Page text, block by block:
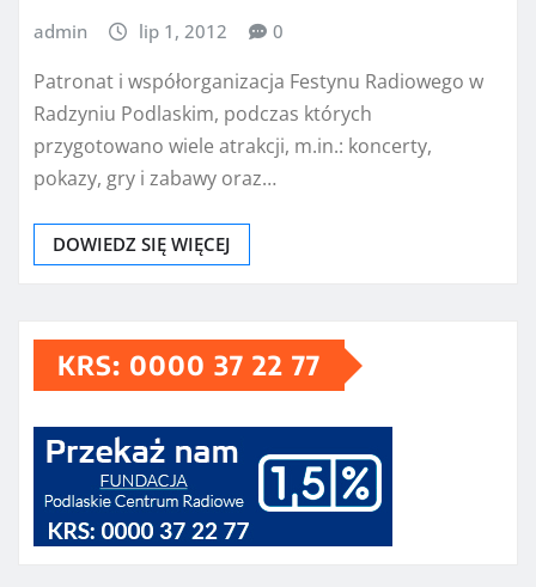
admin lip 1, 2012 0
Patronat i współorganizacja Festynu Radiowego w
Radzyniu Podlaskim, podczas których
przygotowano wiele atrakcji, m.in.: koncerty,
pokazy, gry i zabawy oraz…
DOWIEDZ SIĘ WIĘCEJ
KRS: 0000 37 22 77